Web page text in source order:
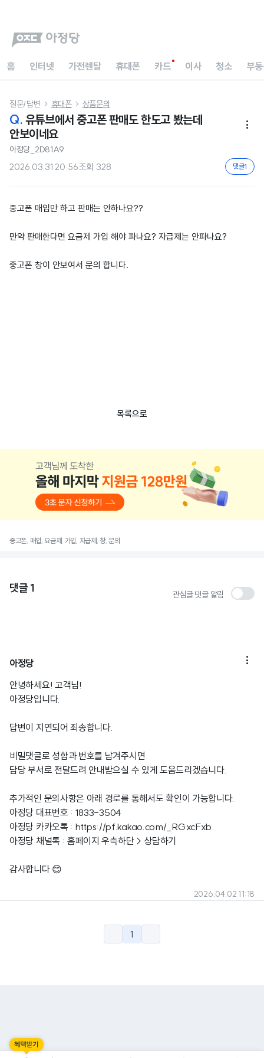
홈 인터넷 가전렌탈 휴대폰 카드 이사 청소 부
질문/답변  휴대폰  상품문의
Q. 유튜브에서 중고폰 판매도 한도고 봤는데
안보이네요

아정당_2D81A9
2026.03.31 20:56조회 328 댓글1
중고폰 매입만 하고 판매는 안하나요??
만약 판매한다면 요금제 가입 해야 파나요? 자급제는 안파나요?
중고폰 창이 안보여서 문의 합니다.
목록으로
중고폰, 매입, 요금제, 가입, 자급제, 창, 문의
댓글 1 관심글 댓글 알림
아정당 
안녕하세요! 고객님!
아정당입니다.
답변이 지연되어 죄송합니다.
비밀댓글로 성함과 번호를 남겨주시면
담당 부서로 전달드려 안내받으실 수 있게 도움드리겠습니다.
추가적인 문의사항은 아래 경로를 통해서도 확인이 가능합니다.
아정당 대표번호 : 1833-3504
아정당 카카오톡 : https://pf.kakao.com/_RGxcFxb
아정당 채널톡 : 홈페이지 우측하단 > 상담하기
감사합니다 😊
2026.04.02 11:18
1